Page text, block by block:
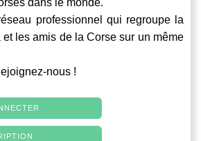
dans le monde.
professionnel qui regroupe la
les amis de la Corse sur un même
nous !